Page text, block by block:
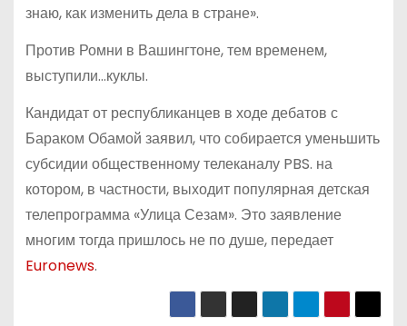
знаю, как изменить дела в стране».
Против Ромни в Вашингтоне, тем временем,
выступили…куклы.
Кандидат от республиканцев в ходе дебатов с
Бараком Обамой заявил, что собирается уменьшить
субсидии общественному телеканалу PBS. на
котором, в частности, выходит популярная детская
телепрограмма «Улица Сезам». Это заявление
многим тогда пришлось не по душе, передает
Euronews.